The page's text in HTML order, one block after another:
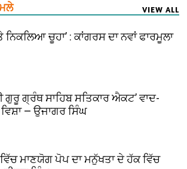
VIEW ALL
ਚੂਹਾ’ : ਕਾਂਗਰਸ ਦਾ ਨਵਾਂ ਫਾਰਮੂਲਾ
ਗੁਰੂ ਗ੍ਰੰਥ ਸਾਹਿਬ ਸਤਿਕਾਰ ਐਕਟ’ ਵਾਦ-
ਵਿਸ਼ਾ — ਉਜਾਗਰ ਸਿੰਘ
ਮਾਣਯੋਗ ਪੋਪ ਦਾ ਮਨੁੱਖਤਾ ਦੇ ਹੱਕ ਵਿੱਚ